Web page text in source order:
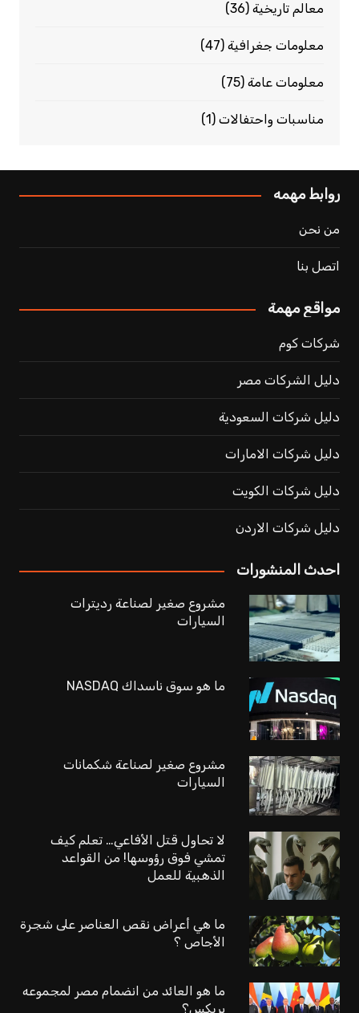
معالم تاريخية(36)
معلومات جغرافية(47)
معلومات عامة(75)
مناسبات واحتفالات(1)
روابط مهمه
من نحن
اتصل بنا
مواقع مهمة
شركات كوم
دليل الشركات مصر
دليل شركات السعودية
دليل شركات الامارات
دليل شركات الكويت
دليل شركات الاردن
احدث المنشورات
مشروع صغير لصناعة رديترات
السيارات
ما هو سوق ناسداك NASDAQ
مشروع صغير لصناعة شكمانات
السيارات
لا تحاول قتل الأفاعي… تعلم كيف
تمشي فوق رؤوسها! من القواعد
الذهبية للعمل
ما هي أعراض نقص العناصر على شجرة
الأجاص ؟
ما هو العائد من انضمام مصر لمجموعه
بريكس؟